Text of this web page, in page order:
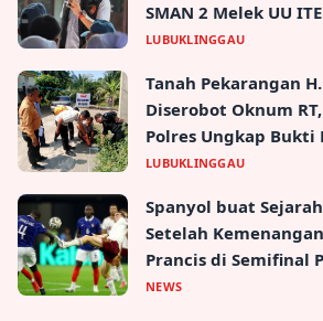
SMAN 2 Melek UU ITE
LUBUKLINGGAU
Tanah Pekarangan
Diserobot Oknum
Polres Ungkap Bukti
LUBUKLINGGAU
Spanyol buat
Setelah
Prancis di Semifinal
NEWS